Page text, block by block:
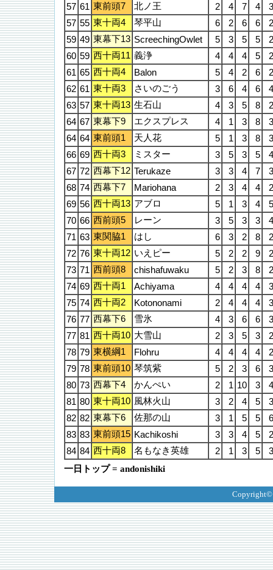
57 61 東前頭7 北ノ王 2 4 7 4
57 55 東十両4 琴平山 6 2 6 6
59 49 東幕下13 ScreechingOwlet 5 3 5 5
60 59 西十両11 義浄 4 4 4 5
61 65 西十両4 Balon 5 4 2 6
62 61 東十両3 さいのごう 3 6 4 6
63 57 東十両13 生石山 4 3 5 8
64 67 東幕下9 エクスプレス 4 1 3 8
64 64 東前頭1 天人花 5 1 3 8
66 69 西十両3 ミスター 3 5 3 5
67 72 西幕下12 Terukaze 3 3 4 7
68 74 西幕下7 Mariohana 2 3 4 4
69 56 西十両13 アブロ 5 1 3 4
70 66 西前頭5 レーン 3 5 3 3
71 63 東関脇1 はし 6 3 2 8
72 76 東十両12 いえピー 5 2 2 9
73 71 西前頭8 chishafuwaku 5 2 3 8
74 69 西十両1 Achiyama 4 4 4 4
75 74 西十両2 Kotononami 2 4 4 4
76 77 西幕下6 雪氷 4 3 6 6
77 81 西十両10 大雪山 2 3 5 3
78 79 東横綱1 Flohru 4 4 4 4
79 78 東前頭10 琴筑紫 5 2 3 6
80 73 西幕下4 かんぺい 2 1 10 3
81 80 東十両10 風林火山 3 2 4 5
82 82 東幕下6 佐那の山 3 1 5 5
83 83 東前頭15 Kachikoshi 3 3 4 5
84 84 西十両8 名もなき英雄 2 1 3 5
一日トップ = andonishiki